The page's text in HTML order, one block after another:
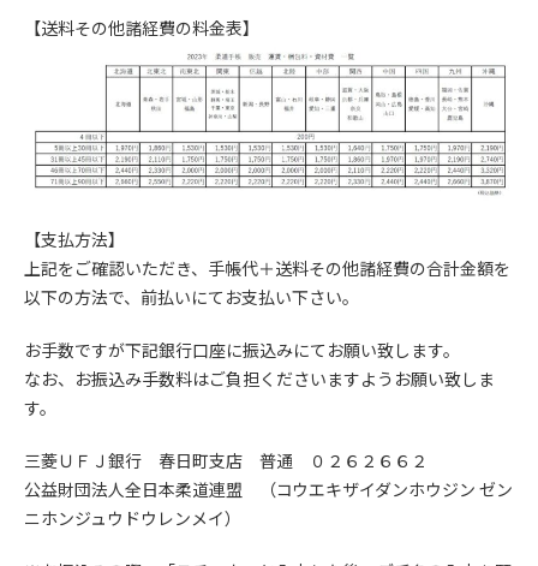
【送料その他諸経費の料金表】
【支払方法】
上記をご確認いただき、手帳代＋送料その他諸経費の合計金額を
以下の方法で、前払いにてお支払い下さい。
お手数ですが下記銀行口座に振込みにてお願い致します。
なお、お振込み手数料はご負担くださいますようお願い致しま
す。
三菱ＵＦＪ銀行 春日町支店 普通 ０２６２６６２
公益財団法人全日本柔道連盟 （コウエキザイダンホウジン ゼン
ニホンジュウドウレンメイ）